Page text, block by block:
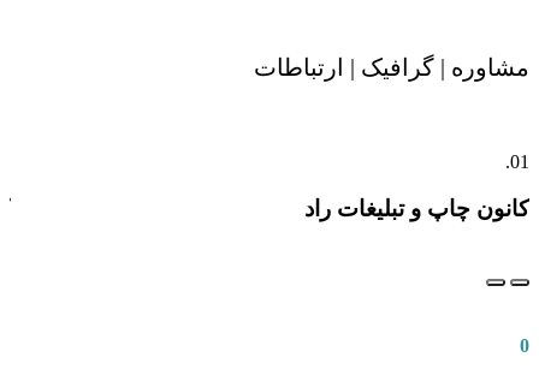
مشاوره | گرافیک | ارتباطات
01.
کانون چاپ و تبلیغات راد
0